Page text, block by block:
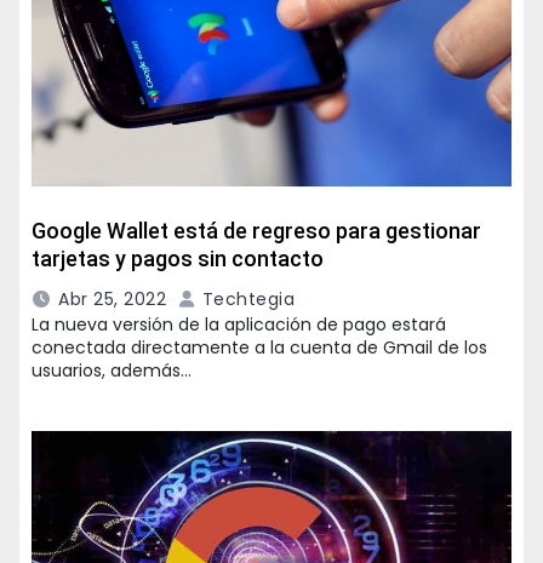
Google Wallet está de regreso para gestionar
tarjetas y pagos sin contacto
Abr 25, 2022
Techtegia
La nueva versión de la aplicación de pago estará
conectada directamente a la cuenta de Gmail de los
usuarios, además…